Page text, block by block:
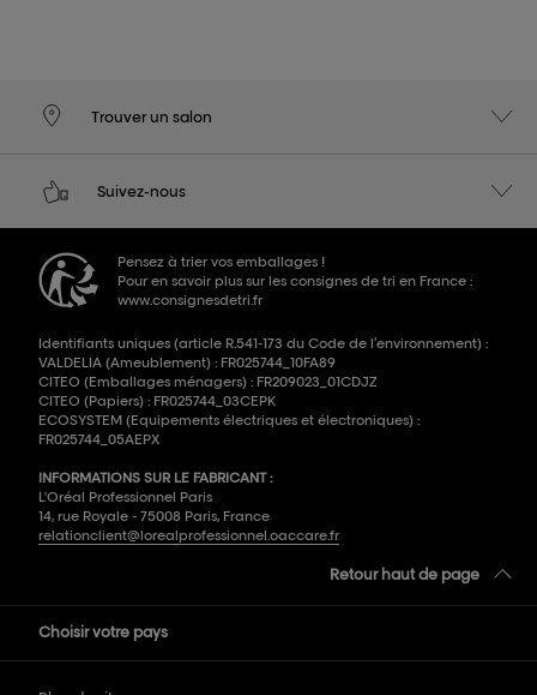
Trouver un salon
Suivez-nous
Pensez à trier vos emballages !
Pour en savoir plus sur les consignes de tri en France :
www.consignesdetri.fr
Identifiants uniques (article R.541-173 du Code de l’environnement) :
VALDELIA (Ameublement) : FR025744_10FA89
CITEO (Emballages ménagers) : FR209023_01CDJZ
CITEO (Papiers) : FR025744_03CEPK
ECOSYSTEM (Equipements électriques et électroniques) :
FR025744_05AEPX
INFORMATIONS SUR LE FABRICANT :
L'Oréal Professionnel Paris
14, rue Royale - 75008 Paris, France
relationclient@lorealprofessionnel.oaccare.fr
Retour haut de page
Choisir votre pays